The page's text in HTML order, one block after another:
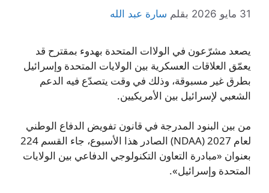
31 مايو 2026 بقلم سارة عبد الله
يصعد مشرّعون في الولاات المتحدة بهدوء بمقترح قد
يعمّق العلاقات العسكرية بين الولايات المتحدة وإسرائيل
بطرق غير مسبوقة، وذلك في وقت يتصدّع فيه الدعم
الشعبي لإسرائيل بين الأمريكيين.
من بين البنود المدرجة في قانون تفويض الدفاع الوطني
لعام 2027 (NDAA) الصادر هذا الأسبوع، جاء القسم 224
بعنوان «مبادرة التعاون التكنولوجي الدفاعي بين الولايات
المتحدة وإسرائيل».